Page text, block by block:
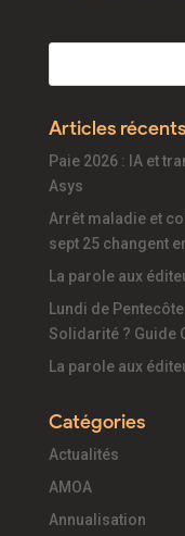
Articles récents
Paie 2026 : IA et
Asys
Arrêt maladie et
sept 25 changent
La parole aux
Lundi de
Solidarité ? Guide
La parole aux
Catégories
Actualités
AMOA
Annualisation